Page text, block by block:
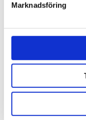
Marknadsföring